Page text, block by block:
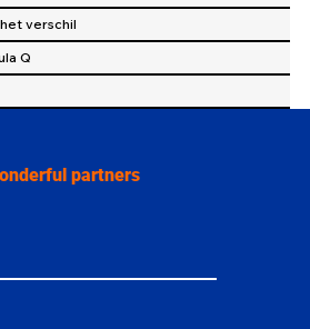
verschil
Q
partners